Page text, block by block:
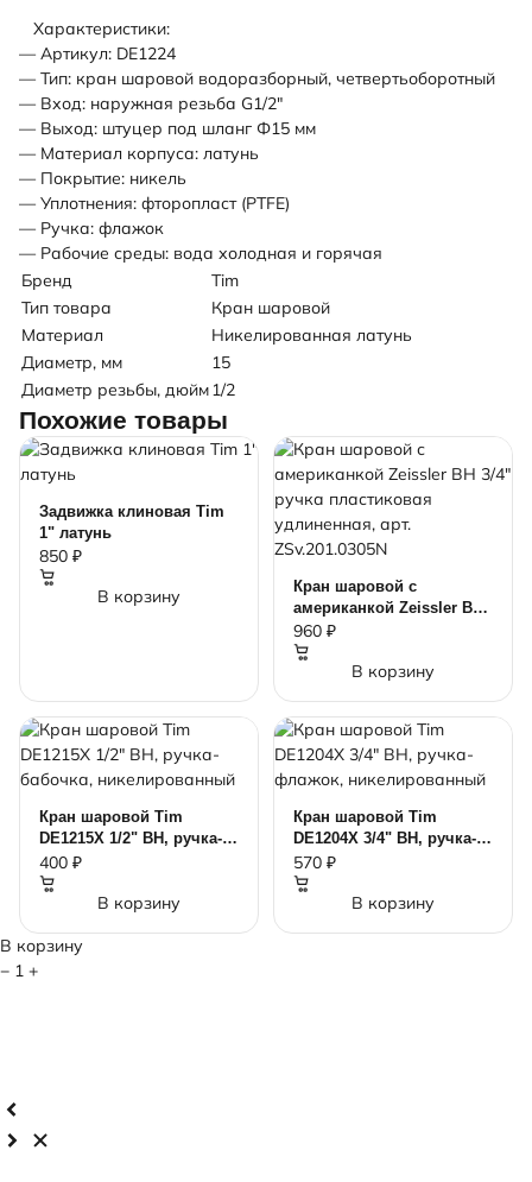
Характеристики:
— Артикул: DE1224
— Тип: кран шаровой водоразборный, четвертьоборотный
— Вход: наружная резьба G1/2"
— Выход: штуцер под шланг Ф15 мм
— Материал корпуса: латунь
— Покрытие: никель
— Уплотнения: фторопласт (PTFE)
— Ручка: флажок
— Рабочие среды: вода холодная и горячая
Бренд
Tim
Тип товара
Кран шаровой
Материал
Никелированная латунь
Диаметр, мм
15
Диаметр резьбы, дюйм1/2
Похожие товары
Задвижка клиновая Tim
1" латунь
850 ₽
В корзину
Кран шаровой с
американкой Zeissler ВН
3/4" ручка пластиковая
удлиненная, арт.
ZSv.201.0305N
960 ₽
В корзину
Кран шаровой Tim
DE1215X 1/2" ВН, ручка-
бабочка,
никелированный
400 ₽
В корзину
Кран шаровой Tim
DE1204X 3/4" ВН, ручка-
флажок,
никелированный
570 ₽
В корзину
В корзину
− 1 +